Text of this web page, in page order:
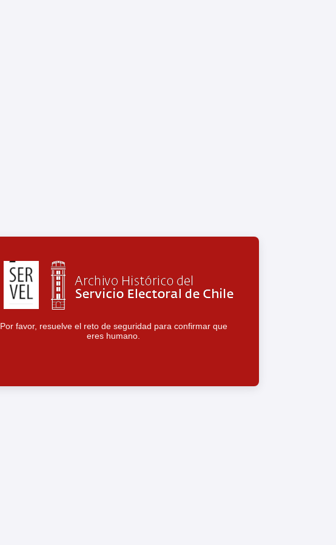
Por favor, resuelve el reto de seguridad para confirmar que
eres humano.